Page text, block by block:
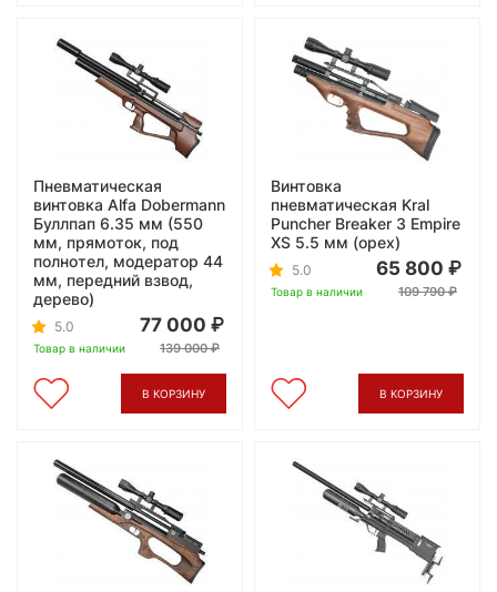
Пневматическая
винтовка Alfa Dobermann
Буллпап 6.35 мм (550
мм, прямоток, под
полнотел, модератор 44
мм, передний взвод,
дерево)
5.0
Товар в наличии
77 000
139 000
В КОРЗИНУ
Винтовка
пневматическая Kral
Puncher Breaker 3 Empire
XS 5.5 мм (орех)
5.0
Товар в наличии
65 800
109 790
В КОРЗИНУ